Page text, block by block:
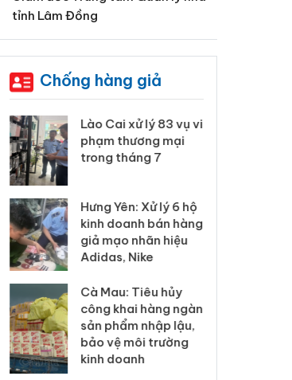
tỉnh Lâm Đồng
Chống hàng giả
Lào Cai xử lý 83 vụ vi
phạm thương mại
trong tháng 7
Hưng Yên: Xử lý 6 hộ
kinh doanh bán hàng
giả mạo nhãn hiệu
Adidas, Nike
Cà Mau: Tiêu hủy
công khai hàng ngàn
sản phẩm nhập lậu,
bảo vệ môi trường
kinh doanh